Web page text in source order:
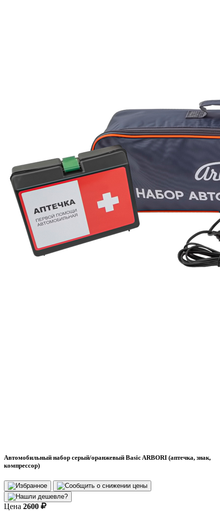
Автомобильный набор серый/оранжевый Basic ARBORI (аптечка, знак,
компрессор)
Цена 2600